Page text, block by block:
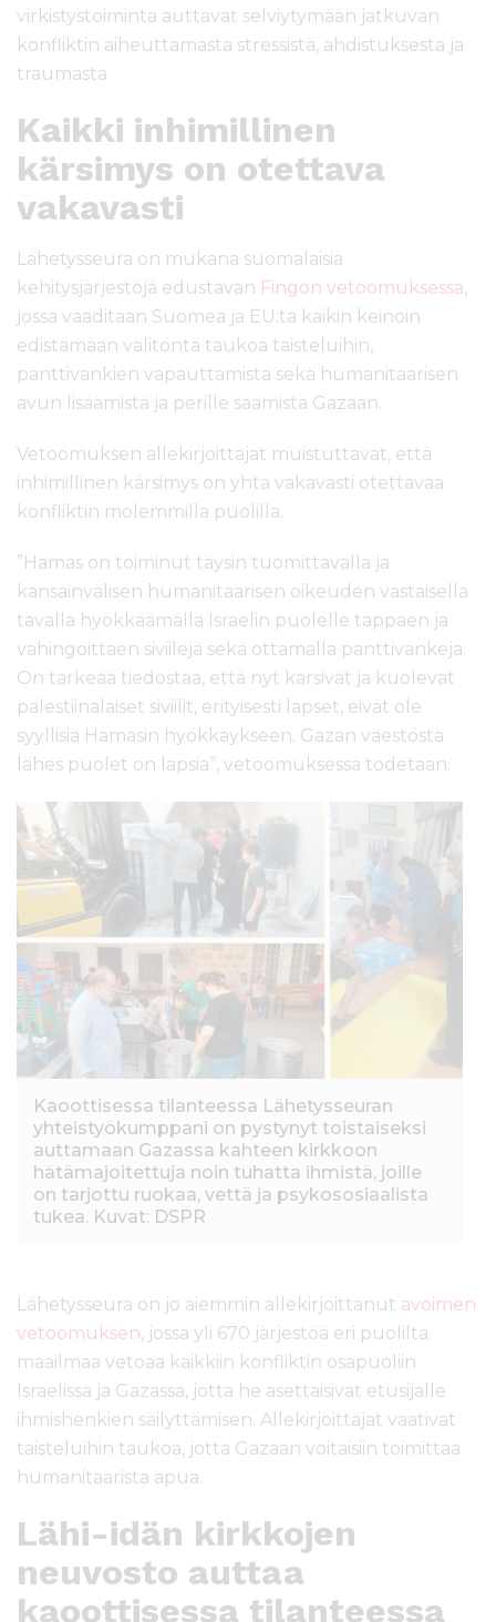
virkistystoiminta auttavat selviytymään jatkuvan
konfliktin aiheuttamasta stressistä, ahdistuksesta ja
traumasta.
Kaikki inhimillinen
kärsimys on otettava
vakavasti
Lähetysseura on mukana suomalaisia
kehitysjärjestöjä edustavan Fingon vetoomuksessa,
jossa vaaditaan Suomea ja EU:ta kaikin keinoin
edistämään välitöntä taukoa taisteluihin,
panttivankien vapauttamista sekä humanitaarisen
avun lisäämistä ja perille saamista Gazaan.
Vetoomuksen allekirjoittajat muistuttavat, että
inhimillinen kärsimys on yhtä vakavasti otettavaa
konfliktin molemmilla puolilla.
”Hamas on toiminut täysin tuomittavalla ja
kansainvälisen humanitaarisen oikeuden vastaisella
tavalla hyökkäämällä Israelin puolelle tappaen ja
vahingoittaen siviilejä sekä ottamalla panttivankeja.
On tärkeää tiedostaa, että nyt kärsivät ja kuolevat
palestiinalaiset siviilit, erityisesti lapset, eivät ole
syyllisiä Hamasin hyökkäykseen. Gazan väestöstä
lähes puolet on lapsia”, vetoomuksessa todetaan.
Kaoottisessa tilanteessa Lähetysseuran
yhteistyökumppani on pystynyt toistaiseksi
auttamaan Gazassa kahteen kirkkoon
hätämajoitettuja noin tuhatta ihmistä, joille
on tarjottu ruokaa, vettä ja psykososiaalista
tukea. Kuvat: DSPR
Lähetysseura on jo aiemmin allekirjoittanut avoimen
vetoomuksen, jossa yli 670 järjestöä eri puolilta
maailmaa vetoaa kaikkiin konfliktin osapuoliin
Israelissa ja Gazassa, jotta he asettaisivat etusijalle
ihmishenkien säilyttämisen. Allekirjoittajat vaativat
taisteluihin taukoa, jotta Gazaan voitaisiin toimittaa
humanitaarista apua.
Lähi-idän kirkkojen
neuvosto auttaa
kaoottisessa tilanteessa